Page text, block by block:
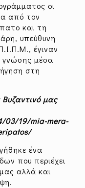
οι
από τον
και τη
υπεύθυνη
έγιναν
γνώσης μέσα
στη
μας
03/19/mia-mera-
ένα
που περιέχει
αλλά και